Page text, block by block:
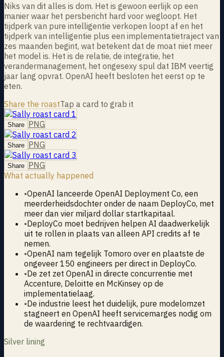
Niks van dit alles is dom. Het is gewoon eerlijk op een
manier waar het persbericht hard voor wegloopt. Het
tijdperk van pure intelligentie verkopen loopt af en het
tijdperk van intelligentie plus een implementatietraject van
zes maanden begint, wat betekent dat de moat niet meer
het model is. Het is de relatie, de integratie, het
verandermanagement, het ongesexy spul dat IBM veertig
jaar lang opvrat. OpenAI heeft besloten het eerst op te
eten.
Share the roastTap a card to grab it
Share PNG
Share PNG
Share PNG
What actually happened
•OpenAI lanceerde OpenAI Deployment Co, een
meerderheidsdochter onder de naam DeployCo, met
meer dan vier miljard dollar startkapitaal.
•DeployCo moet bedrijven helpen AI daadwerkelijk
uit te rollen in plaats van alleen API credits af te
nemen.
•OpenAI nam tegelijk Tomoro over en plaatste de
ongeveer 150 engineers per direct in DeployCo.
•De zet zet OpenAI in directe concurrentie met
Accenture, Deloitte en McKinsey op de
implementatielaag.
•De industrie leest het duidelijk, pure modelomzet
stagneert en OpenAI heeft servicemarges nodig om
de waardering te rechtvaardigen.
Silver lining